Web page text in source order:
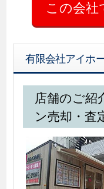
有限会社アイホ
店舗のご紹
ン売却・査